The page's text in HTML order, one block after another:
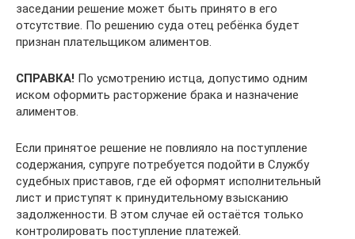
заседании решение может быть принято в его
отсутствие. По решению суда отец ребёнка будет
признан плательщиком алиментов.
СПРАВКА! По усмотрению истца, допустимо одним
иском оформить расторжение брака и назначение
алиментов.
Если принятое решение не повлияло на поступление
содержания, супруге потребуется подойти в Службу
судебных приставов, где ей оформят исполнительный
лист и приступят к принудительному взысканию
задолженности. В этом случае ей остаётся только
контролировать поступление платежей.